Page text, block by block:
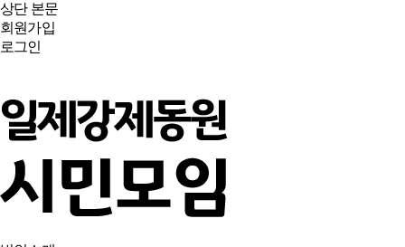
상단 본문
회원가입
로그인